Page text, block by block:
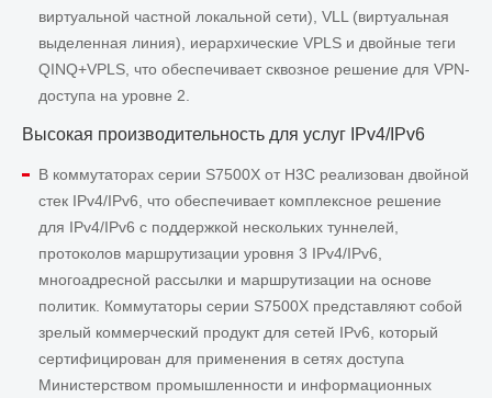
виртуальной частной локальной сети), VLL (виртуальная
выделенная линия), иерархические VPLS и двойные теги
QINQ+VPLS, что обеспечивает сквозное решение для VPN-
доступа на уровне 2.
Высокая производительность для услуг IPv4/IPv6
В коммутаторах серии S7500X от H3C реализован двойной
стек IPv4/IPv6, что обеспечивает комплексное решение
для IPv4/IPv6 с поддержкой нескольких туннелей,
протоколов маршрутизации уровня 3 IPv4/IPv6,
многоадресной рассылки и маршрутизации на основе
политик. Коммутаторы серии S7500X представляют собой
зрелый коммерческий продукт для сетей IPv6, который
сертифицирован для применения в сетях доступа
Министерством промышленности и информационных